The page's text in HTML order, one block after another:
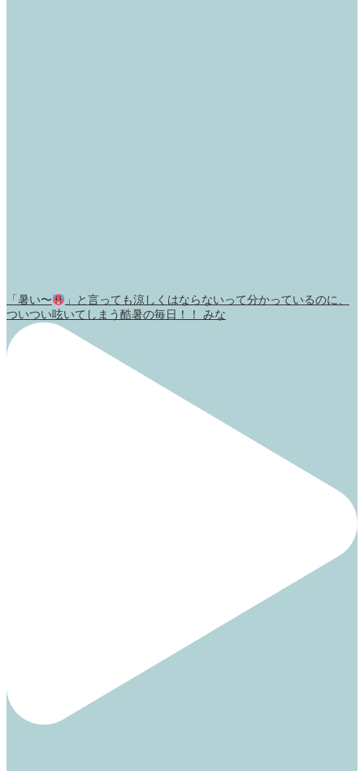
「暑い〜
」と言っても涼しくはならないって分かっているのに、
ついつい呟いてしまう酷暑の毎日！！ みな